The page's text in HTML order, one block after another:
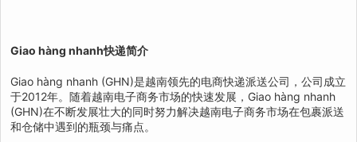
Giao hàng nhanh快递简介
Giao hàng nhanh (GHN)是越南领先的电商快递派送公司，公司成立
于2012年。随着越南电子商务市场的快速发展，Giao hàng nhanh
(GHN)在不断发展壮大的同时努力解决越南电子商务市场在包裹派送
和仓储中遇到的瓶颈与痛点。